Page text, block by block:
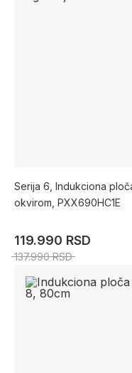
Serija 6, Indukciona
okvirom, PXX690HC1E
119.990 RSD
137.990 RSD